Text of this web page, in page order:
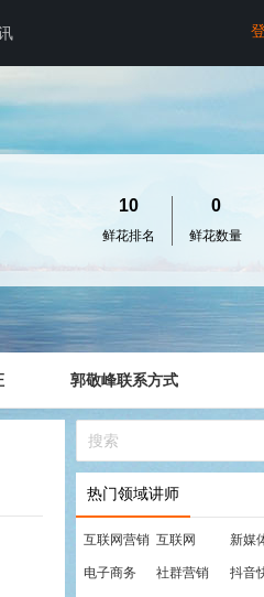
10
鲜花排名
0
鲜花数量
郭敬峰联系方式
热门领域讲师
互联网营销 互联网 新媒
电子商务 社群营销 抖音